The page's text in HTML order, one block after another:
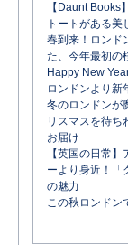
【Daunt Books
トートがある美
春到来！ロンド
た、今年最初の
Happy New
ロンドンより新
冬のロンドンが
リスマスを待ち
お届け
【英国の日常
ーより身近！「
の魅力
この秋ロンドン